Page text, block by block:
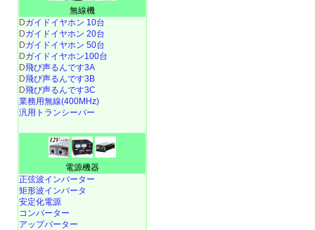
無線機
Dガイドイヤホン 10台
Dガイドイヤホン 20台
Dガイドイヤホン 50台
Dガイドイヤホン100台
D飛び声るんです3A
D飛び声るんです3B
D飛び声るんです3C
業務用無線(400MHz)
汎用トランシーバー
電源機器
正弦波インバーター
矩形波インバータ
安定化電源
コンバーター
アップバーター